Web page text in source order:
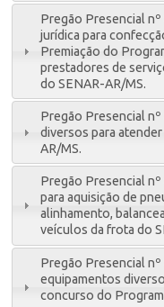
Pregão Presencial
jurídica para
Premiação do
prestadores de
do SENAR-AR/MS.
Pregão Presencial
diversos para
AR/MS.
Pregão Presencial nº
para aquisição de
alinhamento,
veículos da frota do
Pregão Presencial
equipamentos
concurso do